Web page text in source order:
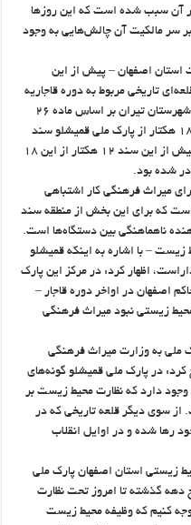
آن سبب شده است که این روزها
سر مالکیت آن چالش‌هایی به وجود
اصفهان – پیش از این
تاریخی مربوط به دوره قاجاریه
وجود دارد. از این‌رو اداره میراث فرهنگی شهرستان تیران بر اساس ماده ۲۶
آیین‌نامه اموال دولتی توانسته است برای ۱۸ هکتار از پارک ملی قمیشلو سند
مالکیت بگیرد. این درحالیست که سال ها پیش از این سند ۱۲ هکتار از این ۱۸
شده بود.
میراث فرهنگی کار اشتباهی
محیط زیست بیش از ۲۰ سال است که برای این بخش از منطقه سند
ناهماهنگی بین دستگاه‌ها است.
زیست – با اشاره به اینکه قمیشلو
اظهار کرد: در مرکز این پارک
اصفهان در اواخر دوره قاجار –
زیستی نبود میراث فرهنگی
ملی به وزارت میراث فرهنگی
در پارک ملی قمیشلو گونه‌های
دارد که نظارت محیط زیست بر
از سوی دیگر قلعه‌ تاریخی که در
رها شده و در اوایل انقلاب
زیستی استان اصفهان پارک ملی
دهه گذشته تا امروز تحت نظارت
کنیم که وظیفه محیط زیست